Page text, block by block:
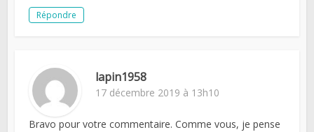
Répondre
lapin1958
17 décembre 2019 à 13h10
Bravo pour votre commentaire. Comme vous, je pense